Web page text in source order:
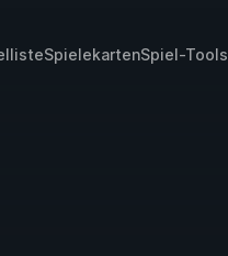
SpielekartenSpiel-Tools